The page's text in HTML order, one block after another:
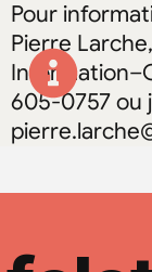
Pour
Pierre Larche,
605-0757 ou